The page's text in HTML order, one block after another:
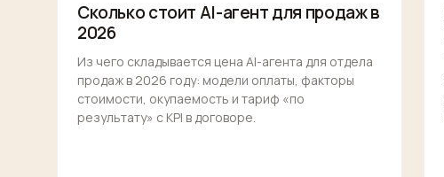
Сколько стоит AI-агент для продаж в
2026
Из чего складывается цена AI-агента для отдела
продаж в 2026 году: модели оплаты, факторы
стоимости, окупаемость и тариф «по
результату» с KPI в договоре.